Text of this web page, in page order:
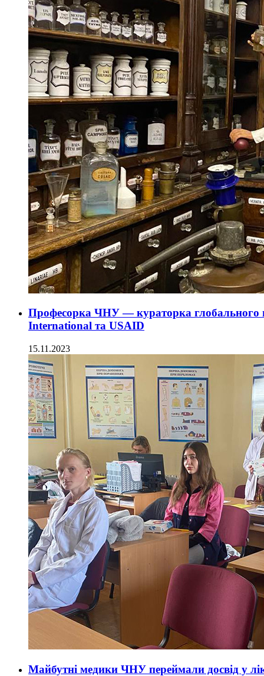
Професорка ЧНУ — кураторка глобального
International та USAID
15.11.2023
Майбутні медики ЧНУ переймали досвід у